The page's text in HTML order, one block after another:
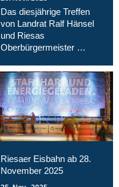
Das diesjährige Treffen
von Landrat Ralf Hänsel
und Riesas
Oberbürgermeister …
Riesaer Eisbahn ab 28.
November 2025